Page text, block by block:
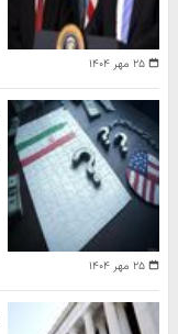
۲۵ مهر ۱۴۰۴
۲۵ مهر ۱۴۰۴